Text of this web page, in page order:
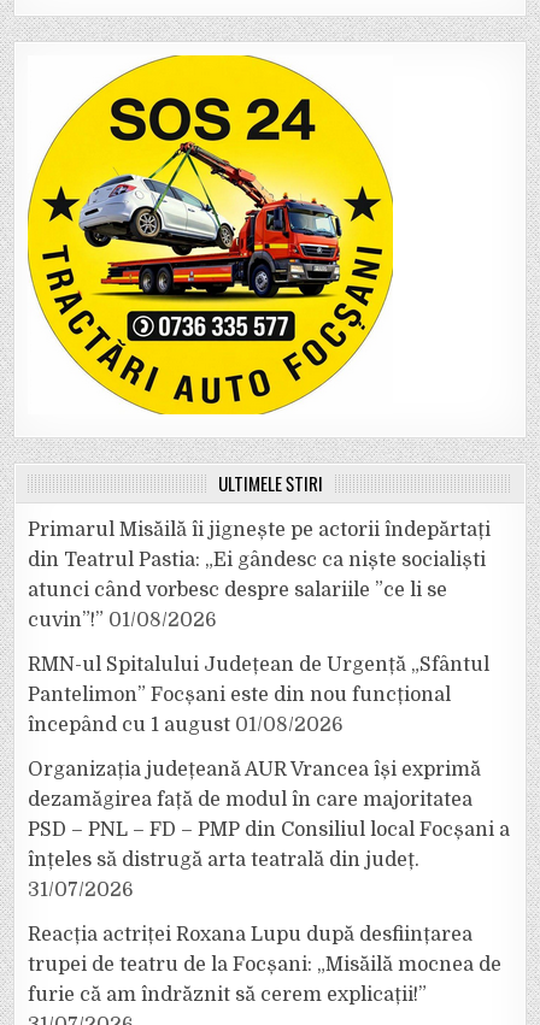
ULTIMELE ȘTIRI
Primarul Misăilă îi jignește pe actorii îndepărtați
din Teatrul Pastia: „Ei gândesc ca niște socialiști
atunci când vorbesc despre salariile ”ce li se
cuvin”!” 01/08/2026
RMN-ul Spitalului Județean de Urgență „Sfântul
Pantelimon” Focșani este din nou funcțional
începând cu 1 august 01/08/2026
Organizația județeană AUR Vrancea își exprimă
dezamăgirea față de modul în care majoritatea
PSD – PNL – FD – PMP din Consiliul local Focșani a
înțeles să distrugă arta teatrală din județ.
31/07/2026
Reacția actriței Roxana Lupu după desființarea
trupei de teatru de la Focșani: „Misăilă mocnea de
furie că am îndrăznit să cerem explicații!”